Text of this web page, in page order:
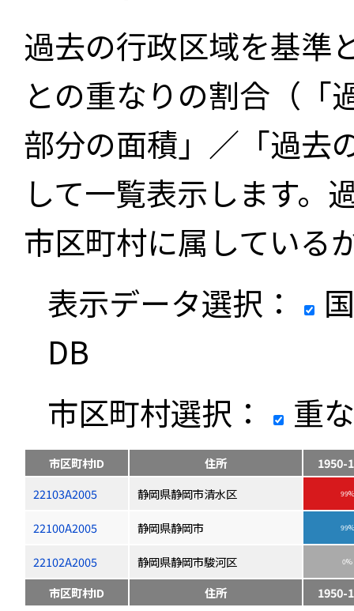
過去の行政区域を基準
との重なりの割合（「
部分の面積」／「過去
して一覧表示します。
市区町村に属している
表示データ選択：
DB
市区町村選択：
重
市区町村ID 住所
1950-
22103A2005
静岡県静岡市清水区 99%
22100A2005 静岡県静岡市 99%
22102A2005 静岡県静岡市駿河区 0%
市区町村ID 住所 1950-